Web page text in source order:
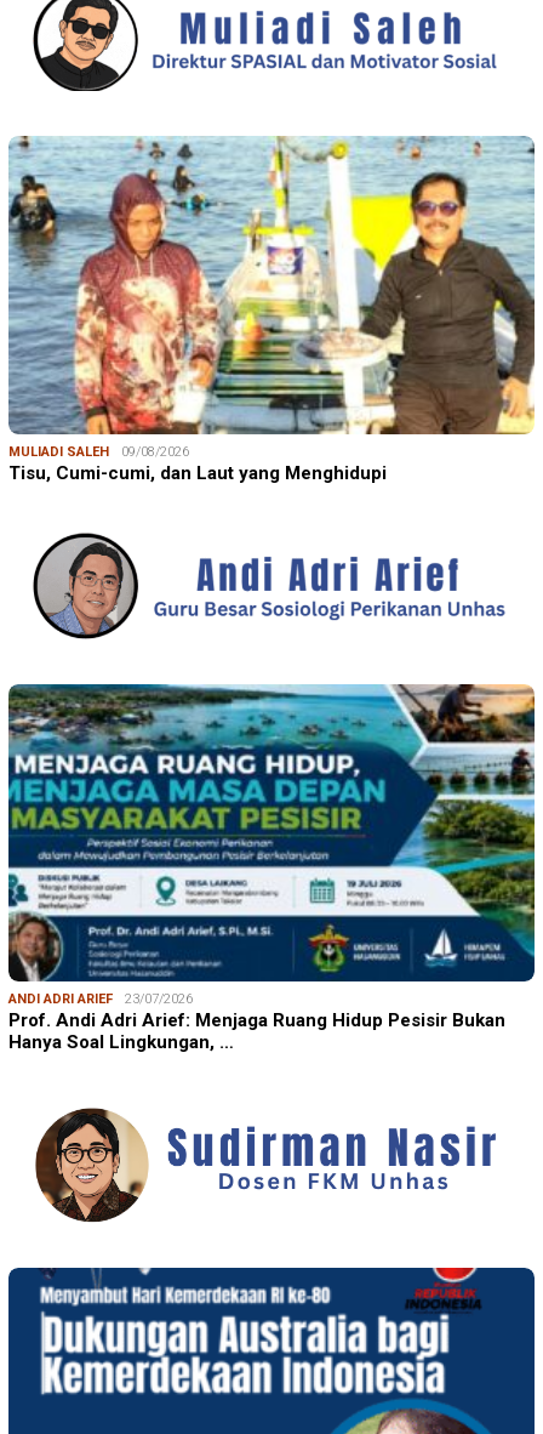
MULIADI SALEH 09/08/2026
Tisu, Cumi-cumi, dan Laut yang Menghidupi
ANDI ADRI ARIEF 23/07/2026
Prof. Andi Adri Arief: Menjaga Ruang Hidup Pesisir Bukan
Hanya Soal Lingkungan, …